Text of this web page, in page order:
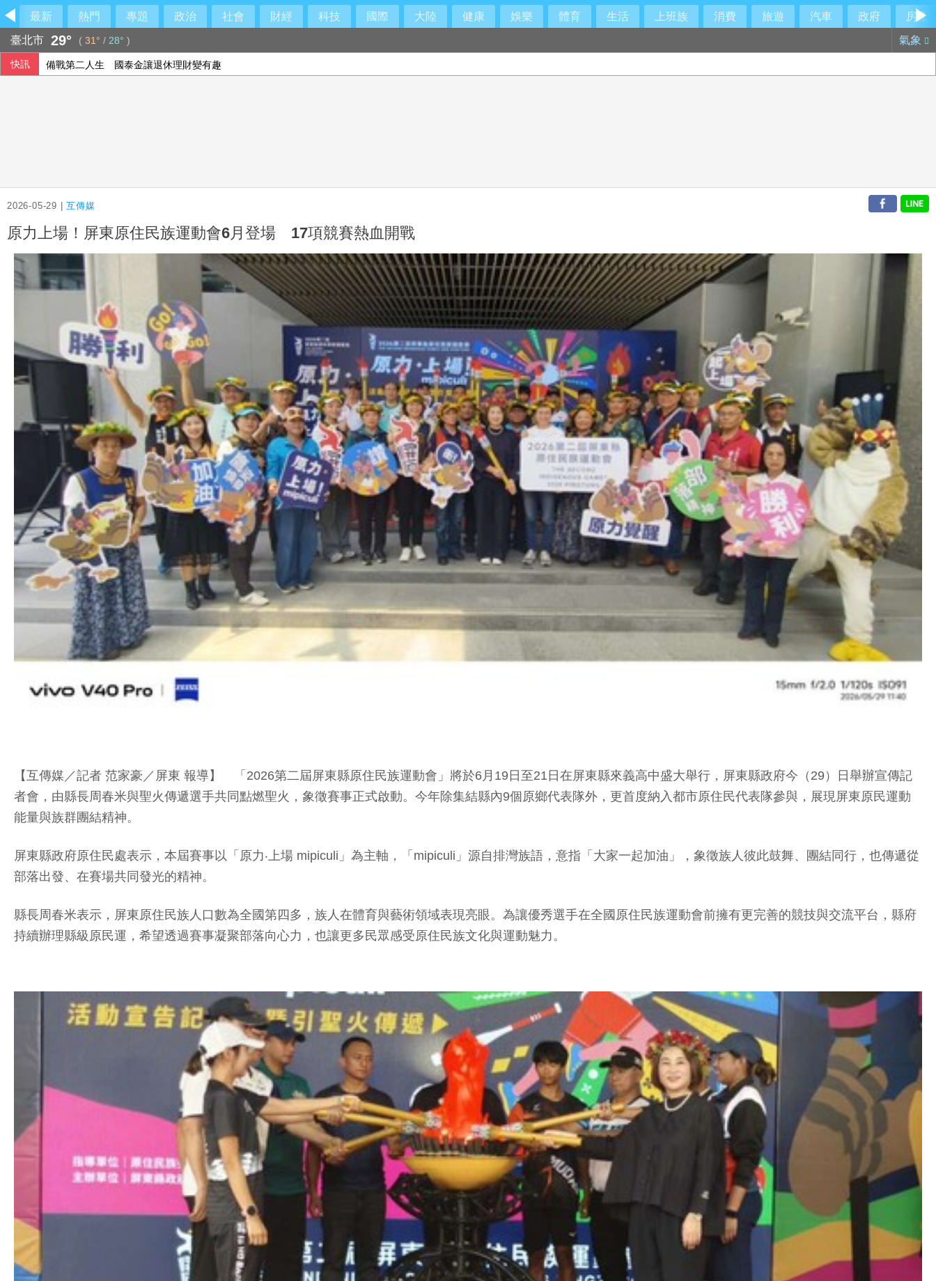
最新 熱門 專題 政治 社會 財經 科技 國際 大陸 健康 娛樂 體育 生活 上班族 消費 旅遊 汽車 政府
房產
臺北市 29° ( 31° / 28° ) 氣象
快訊 備戰第二人生 國泰金讓退休理財變有趣
2026-05-29 |互傳媒
原力上場！屏東原住民族運動會6月登場 17項競賽熱血開戰
【互傳媒／記者 范家豪／屏東 報導】 「2026第二屆屏東縣原住民族運動會」將於6月19日至21日在屏東縣來義高中盛大舉行，屏東縣政府今（29）日舉辦宣傳記
者會，由縣長周春米與聖火傳遞選手共同點燃聖火，象徵賽事正式啟動。今年除集結縣內9個原鄉代表隊外，更首度納入都市原住民代表隊參與，展現屏東原民運動
能量與族群團結精神。
屏東縣政府原住民處表示，本屆賽事以「原力‧上場 mipiculi」為主軸，「mipiculi」源自排灣族語，意指「大家一起加油」，象徵族人彼此鼓舞、團結同行，也傳遞從
部落出發、在賽場共同發光的精神。
縣長周春米表示，屏東原住民族人口數為全國第四多，族人在體育與藝術領域表現亮眼。為讓優秀選手在全國原住民族運動會前擁有更完善的競技與交流平台，縣府
持續辦理縣級原民運，希望透過賽事凝聚部落向心力，也讓更多民眾感受原住民族文化與運動魅力。